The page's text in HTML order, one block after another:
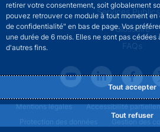
retirer votre consentement, soit globalement
pouvez retrouver ce module à tout moment en
de confidentialité" en bas de page. Vos
une durée de 6 mois. Elles ne sont pas cédées
d'autres fins.
Tout accepter
Tout refuser
Services
Glossaire
FAQs
Footer legal notice menu
Mentions légales Accessibilité
Protection des données
Gestion des